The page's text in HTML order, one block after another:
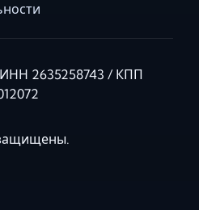
2635258743 / КПП